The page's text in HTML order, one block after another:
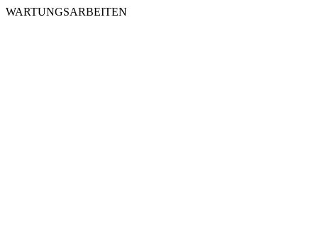
WARTUNGSARBEITEN